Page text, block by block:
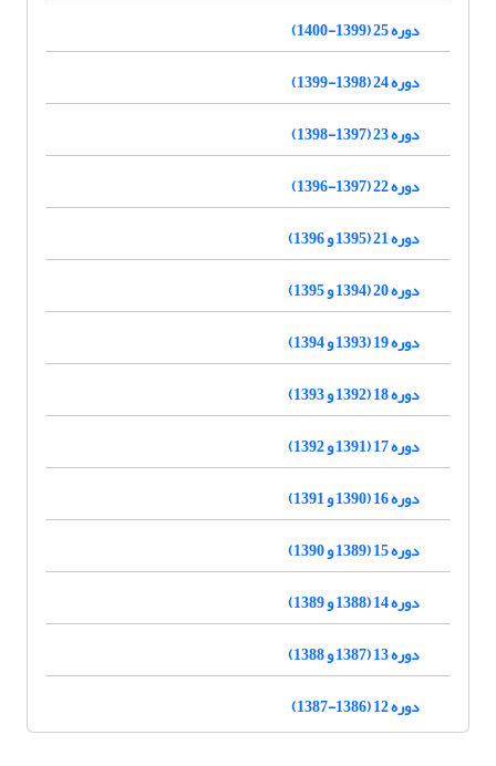
دوره 25 (1399-1400)
دوره 24 (1398-1399)
دوره 23 (1397-1398)
دوره 22 (1397-1396)
دوره 21 (1395 و 1396)
دوره 20 (1394 و 1395)
دوره 19 (1393 و 1394)
دوره 18 (1392 و 1393)
دوره 17 (1391 و 1392)
دوره 16 (1390 و 1391)
دوره 15 (1389 و 1390)
دوره 14 (1388 و 1389)
دوره 13 (1387 و 1388)
دوره 12 (1386-1387)